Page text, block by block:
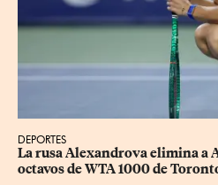
DEPORTES
La rusa Alexandrova elimina a
octavos de WTA 1000 de